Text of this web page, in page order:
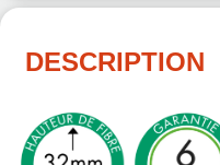
DESCRIPTION